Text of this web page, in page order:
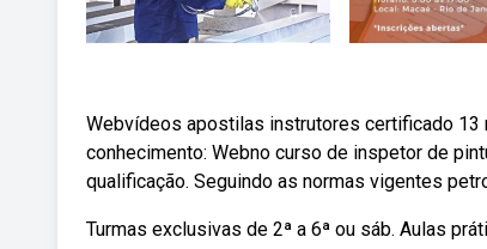
Webvídeos apostilas instrutores certificado 13
conhecimento: Webno curso de inspetor de
qualificação. Seguindo as normas vigentes
Turmas exclusivas de 2ª a 6ª ou sáb. Aulas